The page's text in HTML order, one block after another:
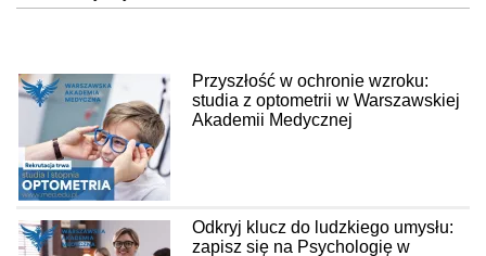
Przyszłość w ochronie wzroku:
studia z optometrii w Warszawskiej
Akademii Medycznej
Odkryj klucz do ludzkiego umysłu:
zapisz się na Psychologię w